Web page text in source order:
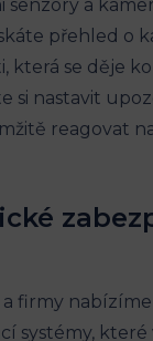
senzory a
přehled o
která se děje
si nastavit
reagovat
firmy
systémy,